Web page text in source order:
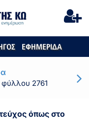
ΕΦΗΜΕΡΙΔΑ
2761
όπως στο